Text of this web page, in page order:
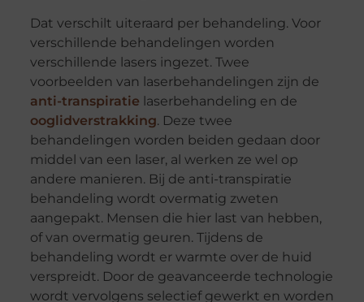
Dat verschilt uiteraard per behandeling. Voor
verschillende behandelingen worden
verschillende lasers ingezet. Twee
voorbeelden van laserbehandelingen zijn de
anti-transpiratie laserbehandeling en de
ooglidverstrakking. Deze twee
behandelingen worden beiden gedaan door
middel van een laser, al werken ze wel op
andere manieren. Bij de anti-transpiratie
behandeling wordt overmatig zweten
aangepakt. Mensen die hier last van hebben,
of van overmatig geuren. Tijdens de
behandeling wordt er warmte over de huid
verspreidt. Door de geavanceerde technologie
wordt vervolgens selectief gewerkt en worden